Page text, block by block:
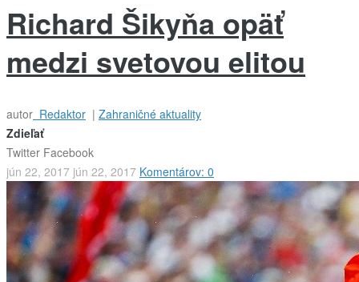
Richard Šikyňa opäť
medzi svetovou elitou
autor Redaktor | Zahraničné aktuality
Zdieľať
Twitter Facebook
jún 22, 2017 jún 22, 2017 Komentárov: 0